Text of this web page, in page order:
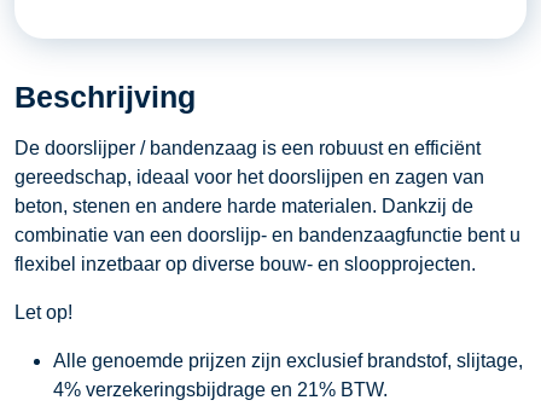
zaagblad
millimeter
aantal
Beschrijving
De doorslijper / bandenzaag is een robuust en efficiënt
gereedschap, ideaal voor het doorslijpen en zagen van
beton, stenen en andere harde materialen. Dankzij de
combinatie van een doorslijp- en bandenzaagfunctie bent u
flexibel inzetbaar op diverse bouw- en sloopprojecten.
Let op!
Alle genoemde prijzen zijn exclusief brandstof, slijtage,
4% verzekeringsbijdrage en 21% BTW.